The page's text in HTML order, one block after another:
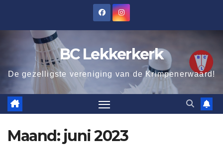
BC Lekkerkerk
De gezelligste vereniging van de Krimpenerwaard!
Maand: juni 2023